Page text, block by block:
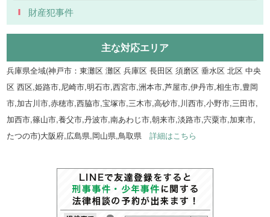
財産犯事件
主な対応エリア
兵庫県全域(神戸市：東灘区 灘区 兵庫区 長田区 須磨区 垂水区 北区 中央
区 西区,姫路市,尼崎市,明石市,西宮市,洲本市,芦屋市,伊丹市,相生市,豊岡
市,加古川市,赤穂市,西脇市,宝塚市,三木市,高砂市,川西市,小野市,三田市,
加西市,篠山市,養父市,丹波市,南あわじ市,朝来市,淡路市,宍粟市,加東市,
たつの市)大阪府,広島県,岡山県,鳥取県詳細はこちら